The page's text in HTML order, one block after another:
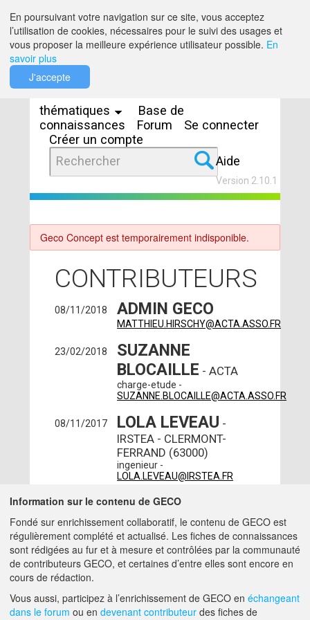
thématiques
Base de
connaissances
Forum
Se connecter
Créer un compte
Aide
Version 2.10.1
Geco Concept est temporairement indisponible.
CONTRIBUTEURS
08/11/2018 ADMIN GECO
MATTHIEU.HIRSCHY@ACTA.ASSO.FR
23/02/2018
SUZANNE
BLOCAILLE - ACTA
charge-etude -
SUZANNE.BLOCAILLE@ACTA.ASSO.FR
08/11/2017 LOLA LEVEAU -
IRSTEA - CLERMONT-
FERRAND (63000)
ingenieur -
LOLA.LEVEAU@IRSTEA.FR
25/10/2017 JULIEN HALSKA
BIO BOURGOGNE -
BRETENIERE (21110)
ingenieur -
JULIEN.HALSKA@BIOBOURGOGNE.ORG
A PROPOS DE GECO AIDE
En poursuivant votre navigation sur ce site, vous acceptez
l’utilisation de cookies, nécessaires pour le suivi des usages et
vous proposer la meilleure expérience utilisateur possible. En
savoir plus
J'accepte
Information sur le contenu de GECO
Fondé sur enrichissement collaboratif, le contenu de GECO est
régulièrement complété et actualisé. Les fiches de connaissances
sont rédigées au fur et à mesure et contrôlées par la communauté
de contributeurs GECO, et certaines d’entre elles sont encore en
cours de rédaction.
Vous aussi, participez à l’enrichissement de GECO en échangeant
dans le forum ou en devenant contributeur des fiches de